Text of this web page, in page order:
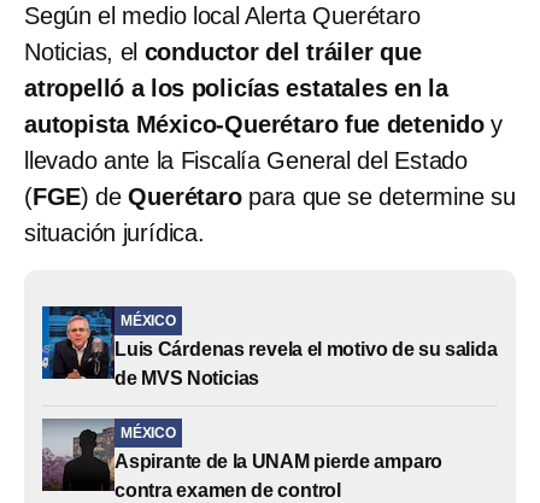
Según el medio local Alerta Querétaro
Noticias, el conductor del tráiler que
atropelló a los policías estatales en la
autopista México-Querétaro fue detenidoy
llevado ante la Fiscalía General del Estado
(FGE) de Querétaropara que se determine su
situación jurídica.
MÉXICO
Luis Cárdenas revela el motivo de su salida
de MVS Noticias
MÉXICO
Aspirante de la UNAM pierde amparo
contra examen de control